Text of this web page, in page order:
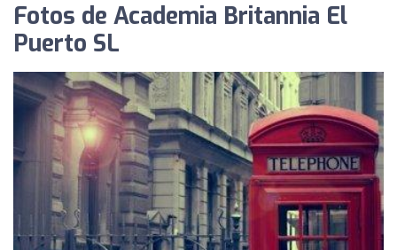
Fotos de Academia Britannia El
Puerto SL